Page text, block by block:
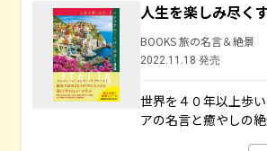
人生を楽しみ尽く
BOOKS 旅の名言＆絶景
2022.11.18 発売
世界を４０年以上歩
アの名言と癒やしの